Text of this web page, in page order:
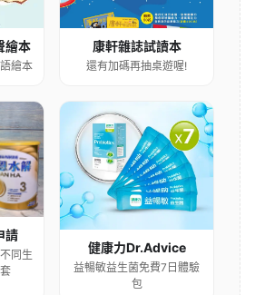
繪本
繪本
康軒雜誌試讀本
還有加碼再抽桌遊喔!
請
同生
健康力Dr.Advice
益暢敏益生菌免費7日體驗
包